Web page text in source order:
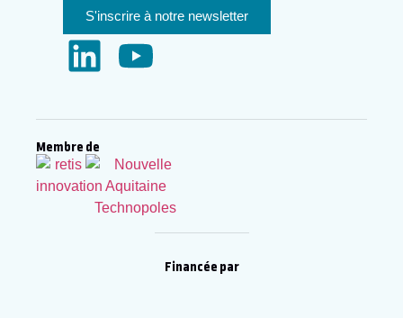
S'inscrire à notre newsletter
Membre de
Financée par